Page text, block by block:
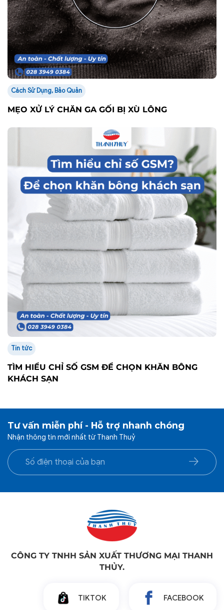
Cách Sử Dụng, Bảo Quản
MẸO XỬ LÝ CHĂN GA GỐI BỊ XÙ LÔNG
Tin tức
TÌM HIỂU CHỈ SỐ GSM ĐỂ CHỌN KHĂN BÔNG
KHÁCH SẠN
Tư vấn miễn phí - Hỗ trợ nhanh chóng
Nhận thông tin mới nhất từ Thanh Thuỷ
CÔNG TY TNHH SẢN XUẤT THƯƠNG MẠI THANH
THỦY.
TIKTOK FACEBOOK